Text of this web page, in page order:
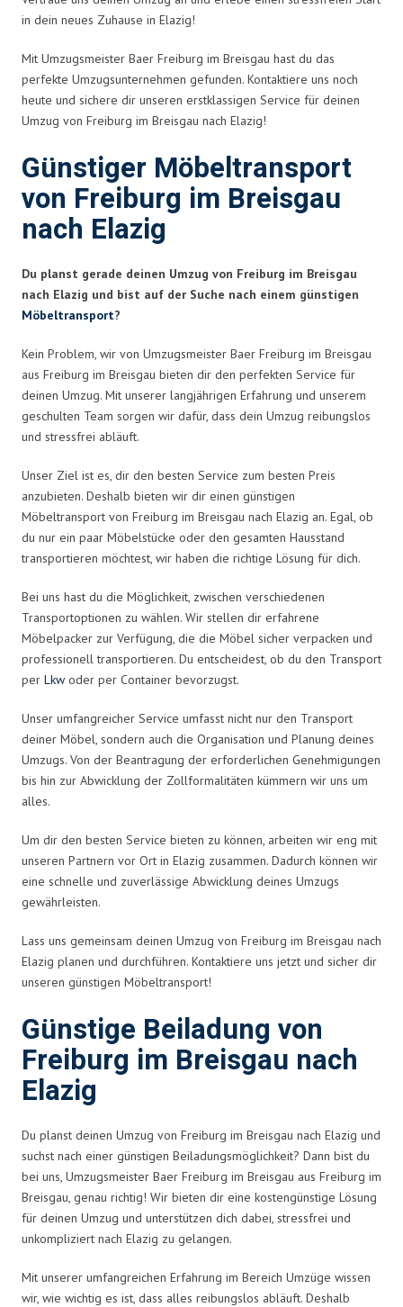
in dein neues Zuhause in Elazig!
Mit Umzugsmeister Baer Freiburg im Breisgau hast du das
perfekte Umzugsunternehmen gefunden. Kontaktiere uns noch
heute und sichere dir unseren erstklassigen Service für deinen
Umzug von Freiburg im Breisgau nach Elazig!
Günstiger Möbeltransport
von Freiburg im Breisgau
nach Elazig
Du planst gerade deinen Umzug von Freiburg im Breisgau
nach Elazig und bist auf der Suche nach einem günstigen
Möbeltransport?
Kein Problem, wir von Umzugsmeister Baer Freiburg im Breisgau
aus Freiburg im Breisgau bieten dir den perfekten Service für
deinen Umzug. Mit unserer langjährigen Erfahrung und unserem
geschulten Team sorgen wir dafür, dass dein Umzug reibungslos
und stressfrei abläuft.
Unser Ziel ist es, dir den besten Service zum besten Preis
anzubieten. Deshalb bieten wir dir einen günstigen
Möbeltransport von Freiburg im Breisgau nach Elazig an. Egal, ob
du nur ein paar Möbelstücke oder den gesamten Hausstand
transportieren möchtest, wir haben die richtige Lösung für dich.
Bei uns hast du die Möglichkeit, zwischen verschiedenen
Transportoptionen zu wählen. Wir stellen dir erfahrene
Möbelpacker zur Verfügung, die die Möbel sicher verpacken und
professionell transportieren. Du entscheidest, ob du den Transport
per Lkw oder per Container bevorzugst.
Unser umfangreicher Service umfasst nicht nur den Transport
deiner Möbel, sondern auch die Organisation und Planung deines
Umzugs. Von der Beantragung der erforderlichen Genehmigungen
bis hin zur Abwicklung der Zollformalitäten kümmern wir uns um
alles.
Um dir den besten Service bieten zu können, arbeiten wir eng mit
unseren Partnern vor Ort in Elazig zusammen. Dadurch können wir
eine schnelle und zuverlässige Abwicklung deines Umzugs
gewährleisten.
Lass uns gemeinsam deinen Umzug von Freiburg im Breisgau nach
Elazig planen und durchführen. Kontaktiere uns jetzt und sicher dir
unseren günstigen Möbeltransport!
Günstige Beiladung von
Freiburg im Breisgau nach
Elazig
Du planst deinen Umzug von Freiburg im Breisgau nach Elazig und
suchst nach einer günstigen Beiladungsmöglichkeit? Dann bist du
bei uns, Umzugsmeister Baer Freiburg im Breisgau aus Freiburg im
Breisgau, genau richtig! Wir bieten dir eine kostengünstige Lösung
für deinen Umzug und unterstützen dich dabei, stressfrei und
unkompliziert nach Elazig zu gelangen.
Mit unserer umfangreichen Erfahrung im Bereich Umzüge wissen
wir, wie wichtig es ist, dass alles reibungslos abläuft. Deshalb